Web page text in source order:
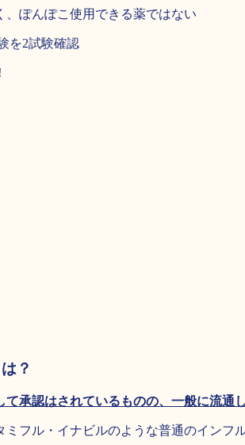
、ぽんぽこ使用できる薬ではない
を2試験確認
？
て承認はされているものの、一般に流通
ミフル・イナビルのような普通のイン